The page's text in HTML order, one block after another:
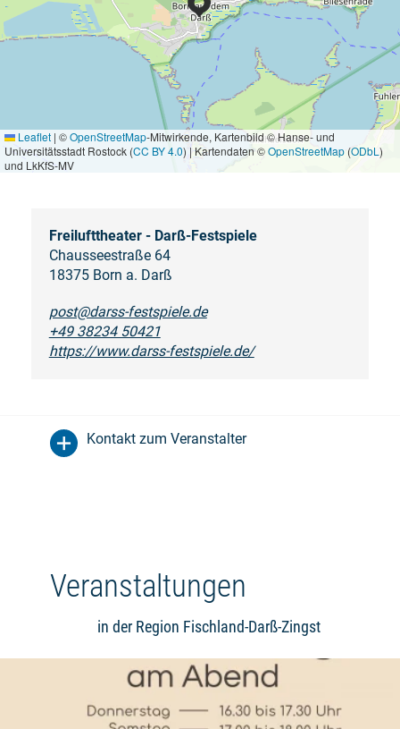
Leaflet | ©OpenStreetMap-Mitwirkende, Kartenbild © Hanse- und
Universitätsstadt Rostock (CC BY 4.0) | Kartendaten ©OpenStreetMap(ODbL )
und LkKfS-MV
Freilufttheater - Darß-Festspiele
Chausseestraße 64
18375 Born a. Darß
post@darss-festspiele.de
+49 38234 50421
https://www.darss-festspiele.de/
Kontakt zum Veranstalter
Veranstaltungen
in der Region Fischland-Darß-Zingst